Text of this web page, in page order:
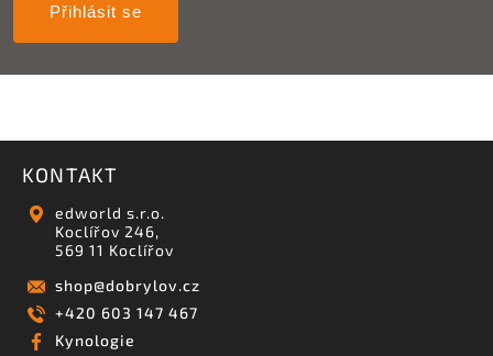
Přihlásit se
KONTAKT
edworld s.r.o.
Koclířov 246,
569 11 Koclířov
shop@dobrylov.cz
+420 603 147 467
Kynologie